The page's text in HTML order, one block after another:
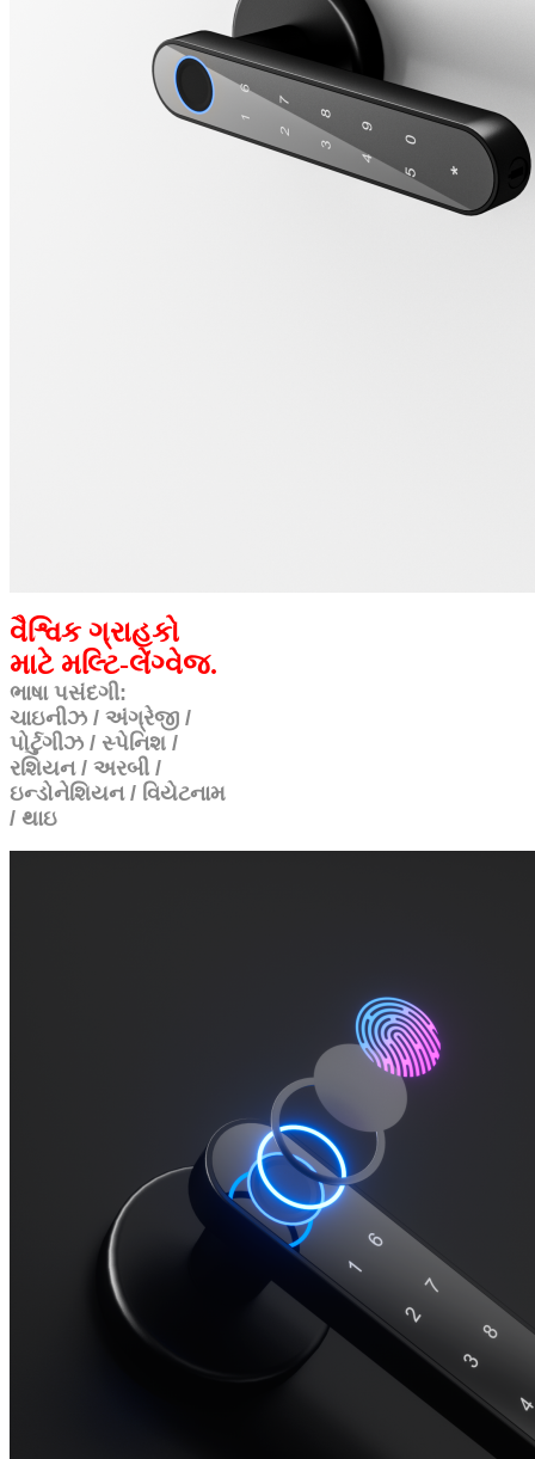
વૈશ્વિક ગ્રાહકો
માટે મલ્ટિ-લેંગ્વેજ.
ભાષા પસંદગી:
ચાઇનીઝ / અંગ્રેજી /
પોર્ટુગીઝ / સ્પેનિશ /
રશિયન / અરબી /
ઇન્ડોનેશિયન / વિયેટનામ
/ થાઇ